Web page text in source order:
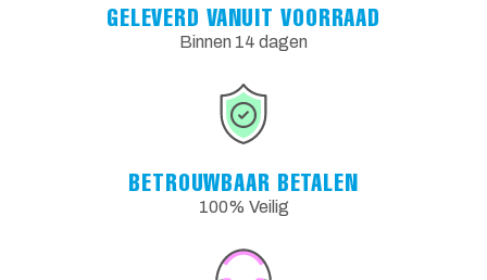
GELEVERD VANUIT VOORRAAD
Binnen 14 dagen
BETROUWBAAR BETALEN
100% Veilig